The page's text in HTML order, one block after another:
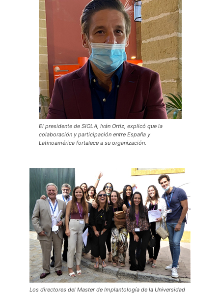
El presidente de SIOLA, Iván Ortiz, explicó que la
colaboración y participación entre España y
Latinoamérica fortalece a su organización.
Los directores del Master de Implantología de la Universidad